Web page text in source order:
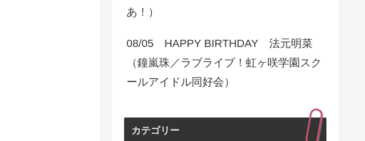
あ！）
08/05 HAPPY BIRTHDAY 法元明菜
（鐘嵐珠／ラブライブ！虹ヶ咲学園スク
ールアイドル同好会）
カテゴリー